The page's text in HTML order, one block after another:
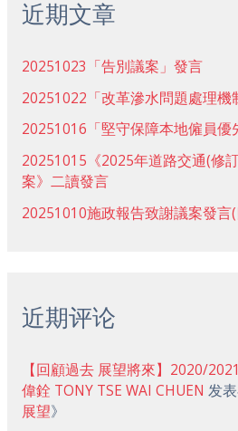
近期文章
20251023「告別議案」發言
20251022「改革滲水問題處理機
20251016「堅守保障本地僱員優
20251015《2025年道路交通(修
案》二讀發言
20251010施政報告致謝議案發言
近期评论
【回顧過去 展望將來】2020/
偉銓 TONY TSE WAI CHUEN 发
展望》